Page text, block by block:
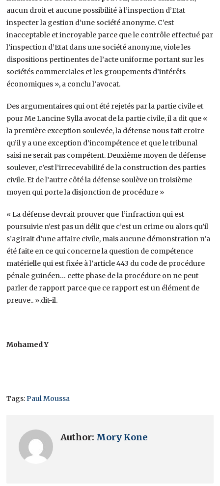
aucun droit et aucune possibilité à l’inspection d’Etat
inspecter la gestion d’une société anonyme. C’est
inacceptable et incroyable parce que le contrôle effectué par
l’inspection d’Etat dans une société anonyme, viole les
dispositions pertinentes de l’acte uniforme portant sur les
sociétés commerciales et les groupements d’intérêts
économiques », a conclu l’avocat.
Des argumentaires qui ont été rejetés par la partie civile et
pour Me Lancine Sylla avocat de la partie civile, il a dit que «
la première exception soulevée, la défense nous fait croire
qu’il y a une exception d’incompétence et que le tribunal
saisi ne serait pas compétent. Deuxième moyen de défense
soulever, c’est l’irrecevabilité de la construction des parties
civile. Et de l’autre côté la défense soulève un troisième
moyen qui porte la disjonction de procédure »
« La défense devrait prouver que l’infraction qui est
poursuivie n’est pas un délit que c’est un crime ou alors qu’il
s’agirait d’une affaire civile, mais aucune démonstration n’a
été faite en ce qui concerne la question de compétence
matérielle qui est fixée à l’article 443 du code de procédure
pénale guinéen… cette phase de la procédure on ne peut
parler de rapport parce que ce rapport est un élément de
preuve.. ».dit-il.
Mohamed Y
Tags: Paul Moussa
Author: Mory Kone